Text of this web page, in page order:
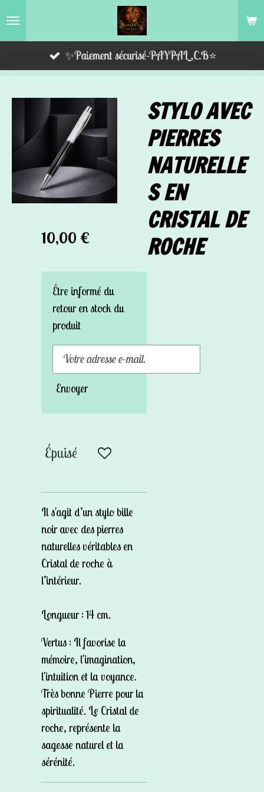
Passer
✨Paiement sécurisé-PAYPAL,C.B⭐️
STYLO AVEC
PIERRES
NATURELLE
S EN
CRISTAL DE
ROCHE
10,00 €
Être informé du
retour en stock du
produit
Envoyer
Épuisé
Il s'agit d’un stylo bille
noir avec des pierres
naturelles véritables en
Cristal de roche à
l’intérieur.
Longueur :14 cm.
Vertus : Il favorise la
mémoire, l'imagination,
l'intuition et la voyance.
Très bonne Pierre pour la
spiritualité. Le Cristal de
roche, représente la
sagesse naturel et la
sérénité.